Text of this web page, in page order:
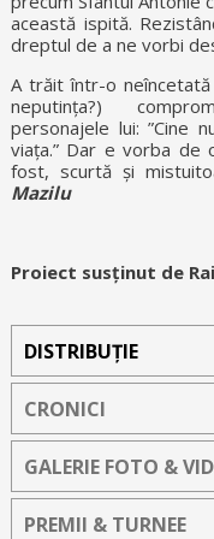
această ispită.
dreptul de a ne vorbi
A trăit într-o
neputința?)
personajele lui: ”Cine
viața.” Dar e vorba de
fost, scurtă și
Mazilu
Proiect susținut de
DISTRIBUȚIE
CRONICI
GALERIE FOTO &
PREMII & TURNEE